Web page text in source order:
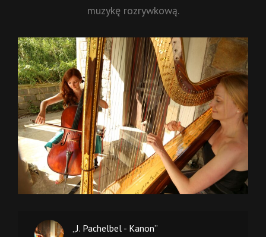
muzykę rozrywkową.
„J. Pachelbel - Kanon”